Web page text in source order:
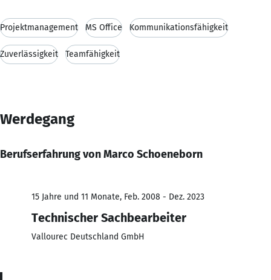
Projektmanagement MS Office Kommunikationsfähigkeit
Zuverlässigkeit Teamfähigkeit
Werdegang
Berufserfahrung von Marco Schoeneborn
15 Jahre und 11 Monate, Feb. 2008 - Dez. 2023
Technischer Sachbearbeiter
Vallourec Deutschland GmbH